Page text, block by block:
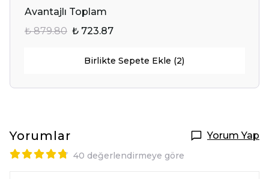
Avantajlı Toplam
₺ 879.80 ₺ 723.87
Birlikte Sepete Ekle (2)
Yorumlar Yorum Yap
40 değerlendirmeye göre